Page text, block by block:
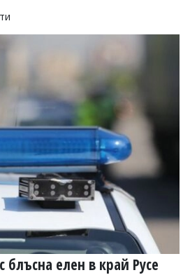
елен в край Русе